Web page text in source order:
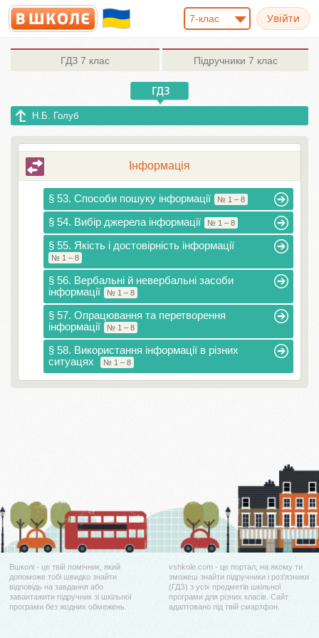
7-клас
ГДЗ 7 клас Підручники 7 клас
Н.Б. Голуб
Інформація
§ 53. Способи пошуку інформації № 1 – 8
§ 54. Вибір джерела інформації № 1 – 8
§ 55. Якість і достовірність інформації
№ 1 – 8
§ 56. Вербальні й невербальні засоби
інформації
№ 1 – 8
§ 57. Опрацювання та перетворення
інформації
№ 1 – 8
§ 58. Використання інформації в різних
ситуацях
№ 1 – 8
Вшколі - це твій помічник, який
допоможе тобі швидко знайти
відповідь на завдання або
завантажити підручник зі шкільної
програми без жодних обмежень.
vshkole.com - це портал, на якому ти
зможеш знайти підручники і роз'язники
(ГДЗ) з усіх предметів шкільної
програми для різних класів. Сайт
адаптовано під твій смартфон.